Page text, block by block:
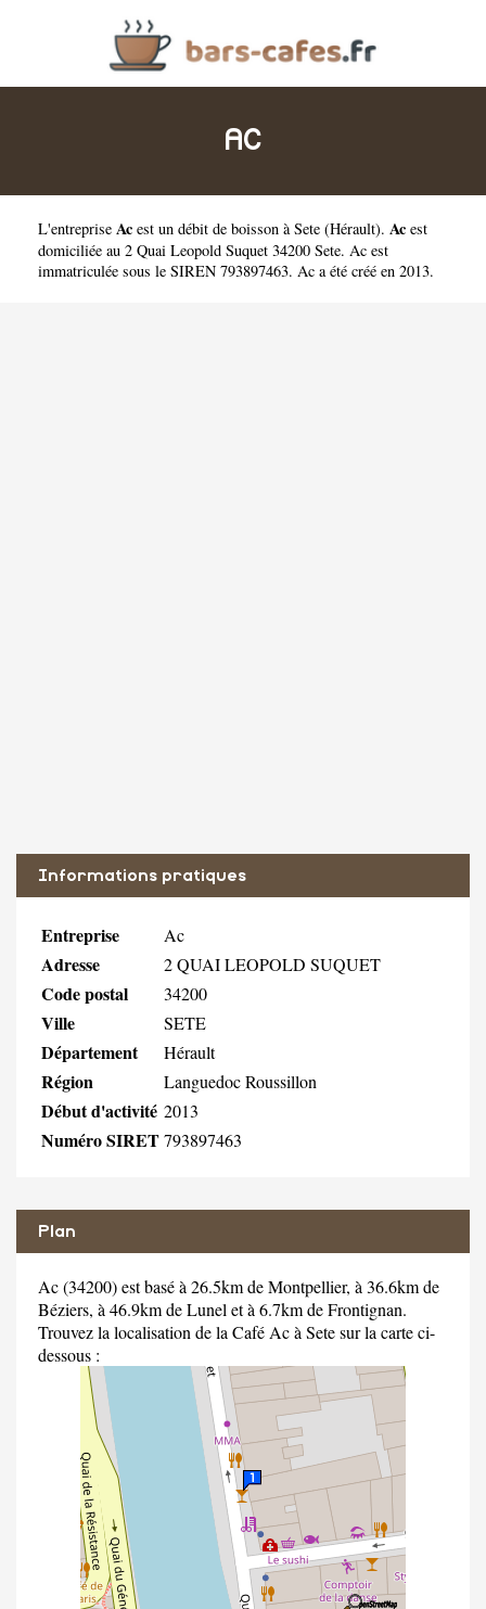
AC
L'entreprise Ac est un débit de boisson à Sete (Hérault). Ac est
domiciliée au 2 Quai Leopold Suquet 34200 Sete. Ac est
immatriculée sous le SIREN 793897463. Ac a été créé en 2013.
Informations pratiques
Entreprise Ac
Adresse 2 QUAI LEOPOLD SUQUET
Code postal 34200
Ville SETE
Département Hérault
Région Languedoc Roussillon
Début d'activité 2013
Numéro SIRET793897463
Plan
Ac (34200) est basé à 26.5km de Montpellier, à 36.6km de
Béziers, à 46.9km de Lunel et à 6.7km de Frontignan.
Trouvez la localisation de la Café Ac à Sete sur la carte ci-
dessous :